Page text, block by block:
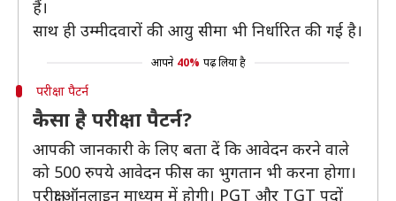
हैं।
साथ ही उम्मीदवारों की आयु सीमा भी निर्धारित की गई है।
आपने 40% पढ़ लिया है
परीक्षा पैटर्न
कैसा है परीक्षा पैटर्न?
आपकी जानकारी के लिए बता दें कि आवेदन करने वाले
को 500 रुपये आवेदन फीस का भुगतान भी करना होगा।
परीक्षा ऑनलाइन माध्यम में होगी। PGT और TGT पदों